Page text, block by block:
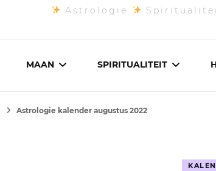
Astrologie
MAAN SPIRITUALITEIT
Astrologie kalender augustus 2022